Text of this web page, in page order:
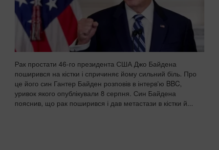
Рак простати 46-го президента США Джо Байдена
поширився на кістки і спричиняє йому сильний біль. Про
це його син Гантер Байден розповів в інтерв'ю BBC,
уривок якого опублікували 8 серпня. Син Байдена
пояснив, що рак поширився і дав метастази в кістки й...